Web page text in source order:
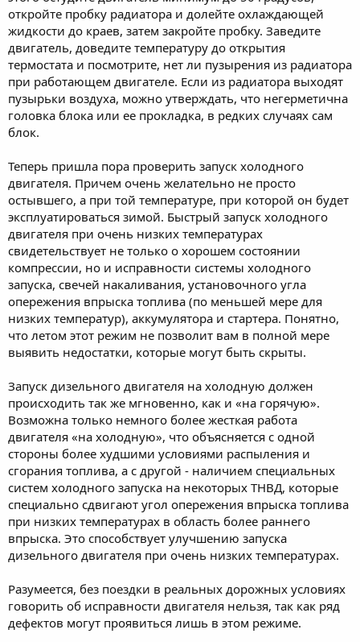
откройте пробку радиатора и долейте охлаждающей
жидкости до краев, затем закройте пробку. Заведите
двигатель, доведите температуру до открытия
термостата и посмотрите, нет ли пузырения из радиатора
при работающем двигателе. Если из радиатора выходят
пузырьки воздуха, можно утверждать, что негерметична
головка блока или ее прокладка, в редких случаях сам
блок.
Теперь пришла пора проверить запуск холодного
двигателя. Причем очень желательно не просто
остывшего, а при той температуре, при которой он будет
эксплуатироваться зимой. Быстрый запуск холодного
двигателя при очень низких температурах
свидетельствует не только о хорошем состоянии
компрессии, но и исправности системы холодного
запуска, свечей накаливания, установочного угла
опережения впрыска топлива (по меньшей мере для
низких температур), аккумулятора и стартера. Понятно,
что летом этот режим не позволит вам в полной мере
выявить недостатки, которые могут быть скрыты.
Запуск дизельного двигателя на холодную должен
происходить так же мгновенно, как и «на горячую».
Возможна только немного более жесткая работа
двигателя «на холодную», что объясняется с одной
стороны более худшими условиями распыления и
сгорания топлива, а с другой - наличием специальных
систем холодного запуска на некоторых ТНВД, которые
специально сдвигают угол опережения впрыска топлива
при низких температурах в область более раннего
впрыска. Это способствует улучшению запуска
дизельного двигателя при очень низких температурах.
Разумеется, без поездки в реальных дорожных условиях
говорить об исправности двигателя нельзя, так как ряд
дефектов могут проявиться лишь в этом режиме.